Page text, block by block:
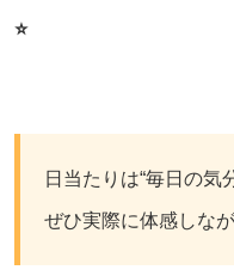
⭐️
日当たりは“毎日の気
ぜひ実際に体感しな